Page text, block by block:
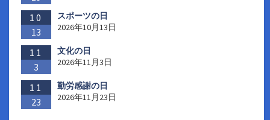
10
13
スポーツの日
2026年10月13日
11
3
文化の日
2026年11月3日
11
23
勤労感謝の日
2026年11月23日